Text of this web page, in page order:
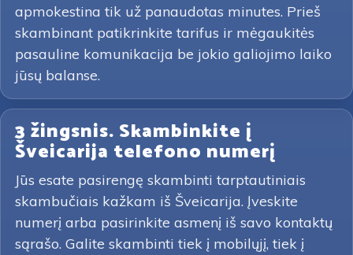
apmokestina tik už panaudotas minutes. Prieš
skambinant patikrinkite tarifus ir mėgaukitės
pasauline komunikacija be jokio galiojimo laiko
jūsų balanse.
3 žingsnis. Skambinkite į
Šveicarija telefono numerį
Jūs esate pasirengę skambinti tarptautiniais
skambučiais kažkam iš Šveicarija. Įveskite
numerį arba pasirinkite asmenį iš savo kontaktų
sąrašo. Galite skambinti tiek į mobilųjį, tiek į